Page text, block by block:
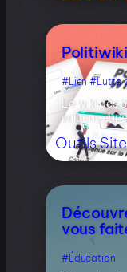
Politiwiki
Lien Lutte
Le wiki des
OutilsSite
vous
Éducation